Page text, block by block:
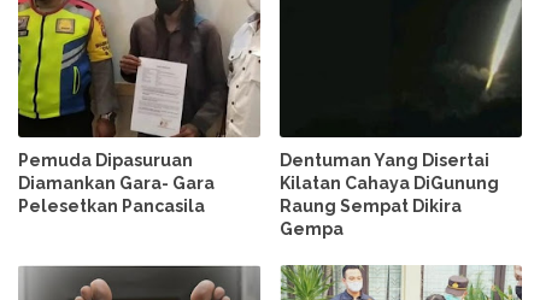
Pemuda Dipasuruan
Diamankan Gara- Gara
Pelesetkan Pancasila
Dentuman Yang Disertai
Kilatan Cahaya DiGunung
Raung Sempat Dikira
Gempa